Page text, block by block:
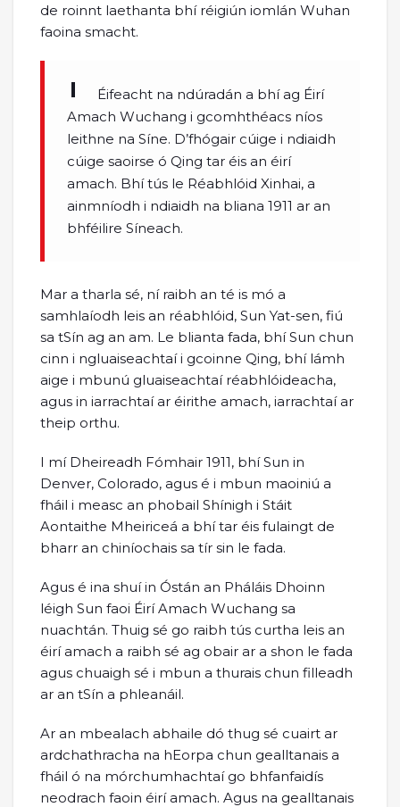
de roinnt laethanta bhí réigiún iomlán Wuhan
faoina smacht.
Éifeacht na ndúradán a bhí ag Éirí
Amach Wuchang i gcomhthéacs níos
leithne na Síne. D’fhógair cúige i ndiaidh
cúige saoirse ó Qing tar éis an éirí
amach. Bhí tús le Réabhlóid Xinhai, a
ainmníodh i ndiaidh na bliana 1911 ar an
bhféilire Síneach.
Mar a tharla sé, ní raibh an té is mó a
samhlaíodh leis an réabhlóid, Sun Yat-sen, fiú
sa tSín ag an am. Le blianta fada, bhí Sun chun
cinn i ngluaiseachtaí i gcoinne Qing, bhí lámh
aige i mbunú gluaiseachtaí réabhlóideacha,
agus in iarrachtaí ar éirithe amach, iarrachtaí ar
theip orthu.
I mí Dheireadh Fómhair 1911, bhí Sun in
Denver, Colorado, agus é i mbun maoiniú a
fháil i measc an phobail Shínigh i Stáit
Aontaithe Mheiriceá a bhí tar éis fulaingt de
bharr an chiníochais sa tír sin le fada.
Agus é ina shuí in Óstán an Pháláis Dhoinn
léigh Sun faoi Éirí Amach Wuchang sa
nuachtán. Thuig sé go raibh tús curtha leis an
éirí amach a raibh sé ag obair ar a shon le fada
agus chuaigh sé i mbun a thurais chun filleadh
ar an tSín a phleanáil.
Ar an mbealach abhaile dó thug sé cuairt ar
ardchathracha na hEorpa chun gealltanais a
fháil ó na mórchumhachtaí go bhfanfaidís
neodrach faoin éirí amach. Agus na gealltanais